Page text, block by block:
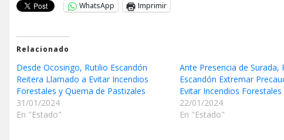
WhatsApp
Imprimir
Relacionado
Desde Ocosingo, Rutilio Escandón
Reitera Llamado a Evitar Incendios
Forestales y Quema de Pastizales
31/01/2024
En "Estado"
Ante Presencia de Surada,
Escandón Extremar
Evitar Incendios Forestales
22/01/2024
En "Estado"